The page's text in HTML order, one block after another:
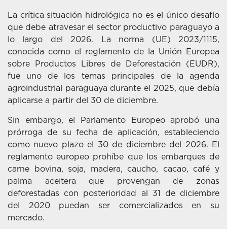
La crítica situación hidrológica no es el único desafío
que debe atravesar el sector productivo paraguayo a
lo largo del 2026. La norma (UE) 2023/1115,
conocida como el reglamento de la Unión Europea
sobre Productos Libres de Deforestación (EUDR),
fue uno de los temas principales de la agenda
agroindustrial paraguaya durante el 2025, que debía
aplicarse a partir del 30 de diciembre.
Sin embargo, el Parlamento Europeo aprobó una
prórroga de su fecha de aplicación, estableciendo
como nuevo plazo el 30 de diciembre del 2026. El
reglamento europeo prohíbe que los embarques de
carne bovina, soja, madera, caucho, cacao, café y
palma aceitera que provengan de zonas
deforestadas con posterioridad al 31 de diciembre
del 2020 puedan ser comercializados en su
mercado.